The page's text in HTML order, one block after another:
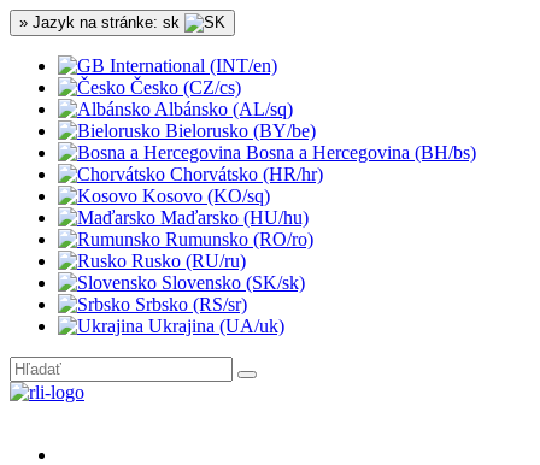
» Jazyk na stránke: sk
International (INT/en)
Česko (CZ/cs)
Albánsko (AL/sq)
Bielorusko (BY/be)
Bosna a Hercegovina (BH/bs)
Chorvátsko (HR/hr)
Kosovo (KO/sq)
Maďarsko (HU/hu)
Rumunsko (RO/ro)
Rusko (RU/ru)
Slovensko (SK/sk)
Srbsko (RS/sr)
Ukrajina (UA/uk)